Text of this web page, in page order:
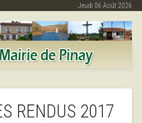
Jeudi 06 Août 2026
RENDUS 2017